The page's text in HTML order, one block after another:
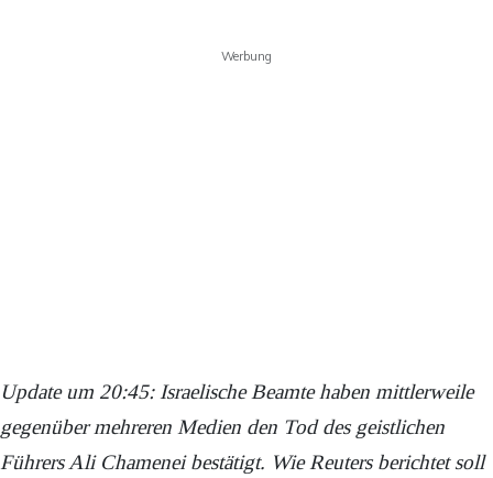
Werbung
Update um 20:45: Israelische Beamte haben mittlerweile
gegenüber mehreren Medien den Tod des geistlichen
Führers Ali Chamenei bestätigt. Wie Reuters berichtet soll